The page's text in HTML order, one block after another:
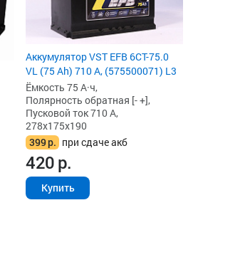
Аккумулятор VST EFB 6СТ-75.0
VL (75 Ah) 710 А, (575500071) L3
Ёмкость 75 А·ч,
Полярность обратная [- +],
Пусковой ток 710 А,
278x175x190
399р. при сдаче акб
420р.
Купить